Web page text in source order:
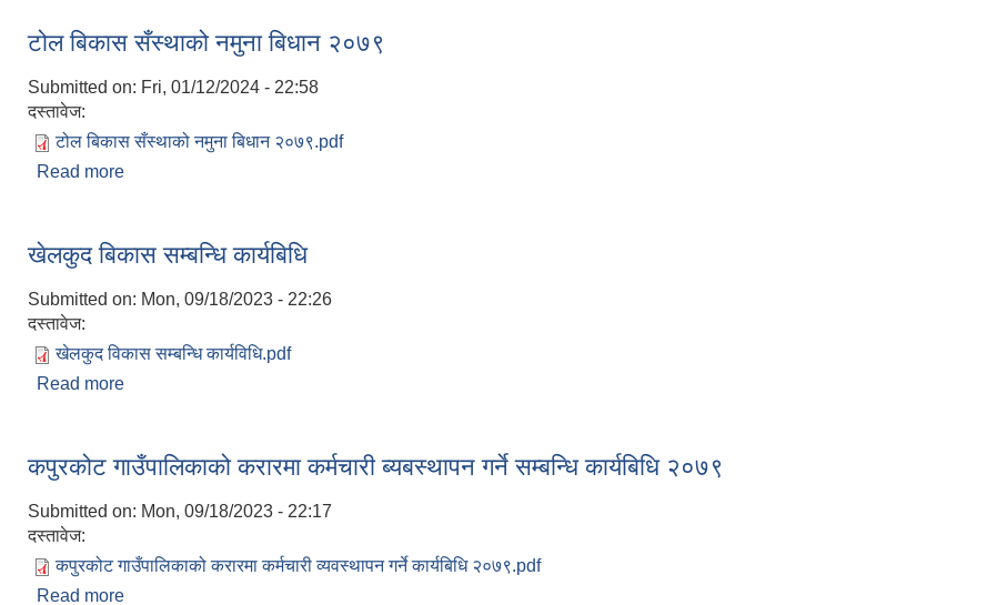
टोल बिकास सँस्थाको नमुना बिधान २०७९
Submitted on: Fri, 01/12/2024 - 22:58
दस्तावेज:
टोल बिकास सँस्थाको नमुना बिधान २०७९.pdf
Read more
खेलकुद बिकास सम्बन्धि कार्यबिधि
Submitted on: Mon, 09/18/2023 - 22:26
दस्तावेज:
खेलकुद विकास सम्बन्धि कार्यविधि.pdf
Read more
कपुरकोट गाउँपालिकाको करारमा कर्मचारी ब्यबस्थापन गर्ने सम्बन्धि कार्यबिधि २०७९
Submitted on: Mon, 09/18/2023 - 22:17
दस्तावेज:
कपुरकोट गाउँपालिकाको करारमा कर्मचारी व्यवस्थापन गर्ने कार्यबिधि २०७९.pdf
Read more